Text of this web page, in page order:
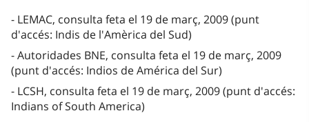
LEMAC, consulta feta el 19 de març, 2009 (punt
d'accés: Indis de l'Amèrica del Sud)
Autoridades BNE, consulta feta el 19 de març, 2009
(punt d'accés: Indios de América del Sur)
LCSH, consulta feta el 19 de març, 2009 (punt d'accés:
Indians of South America)